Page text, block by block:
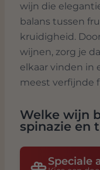
wijn die
balans tussen
kruidigheid.
wijnen, zorg je
elkaar vinden in
meest verfijnde
Welke wijn
spinazie en
Speciale